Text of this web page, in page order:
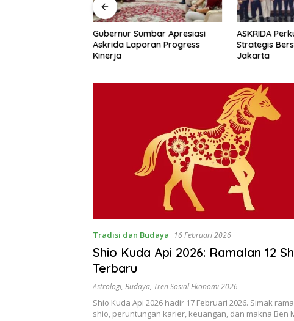
Gubernur Sumbar Apresiasi
Askrida Laporan Progress
Kinerja
ASKRIDA
Strategis
Jakarta
Tradisi dan Budaya 16 Februari 2026
Shio Kuda Api 2026: Ramalan 12
Terbaru
Astrologi, Budaya, Tren Sosial Ekonomi 2026
Shio Kuda Api 2026 hadir 17 Februari 2026. Simak
shio, peruntungan karier, keuangan, dan makna Ben